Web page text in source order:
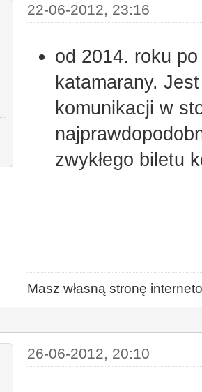
22-06-2012, 23:16
od 2014. roku
katamarany.
komunikacji w
zwykłego biletu
Masz własną stronę
26-06-2012, 20:10